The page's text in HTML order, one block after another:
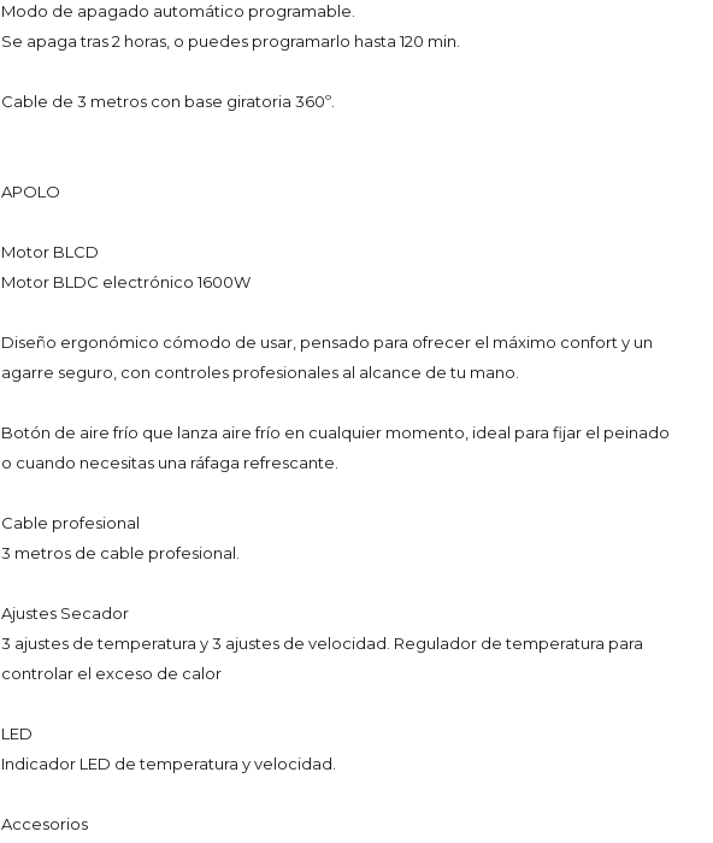
Modo de apagado automático programable.
Se apaga tras 2 horas, o puedes programarlo hasta 120 min.
Cable de 3 metros con base giratoria 360º.
APOLO
Motor BLCD
Motor BLDC electrónico 1600W
Diseño ergonómico cómodo de usar, pensado para ofrecer el máximo confort y un
agarre seguro, con controles profesionales al alcance de tu mano.
Botón de aire frío que lanza aire frío en cualquier momento, ideal para fijar el peinado
o cuando necesitas una ráfaga refrescante.
Cable profesional
3 metros de cable profesional.
Ajustes Secador
3 ajustes de temperatura y 3 ajustes de velocidad. Regulador de temperatura para
controlar el exceso de calor
LED
Indicador LED de temperatura y velocidad.
Accesorios